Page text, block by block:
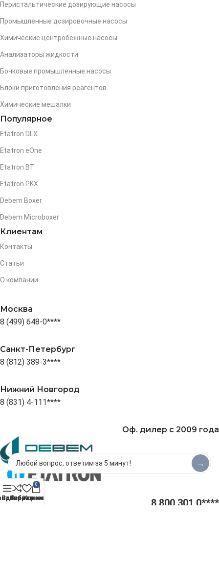
Перистальтические дозирующие насосы
Промышленные дозировочные насосы
Химические центробежные насосы
Анализаторы жидкости
Бочковые промышленные насосы
Блоки приготовления реагентов
Химические мешалки
Популярное
Etatron DLX
Etatron eOne
Etatron BT
Etatron PKX
Debem Boxer
Debem Microboxer
Клиентам
Контакты
Статьи
О компании
Москва
8 (499) 648-0****
Санкт-Петербург
8 (812) 389-3****
Нижний Новгород
8 (831) 4-111****
Оф. дилер с 2009 года
8 800 301 0****
→
Сравнить
Избранное
0
Корзина